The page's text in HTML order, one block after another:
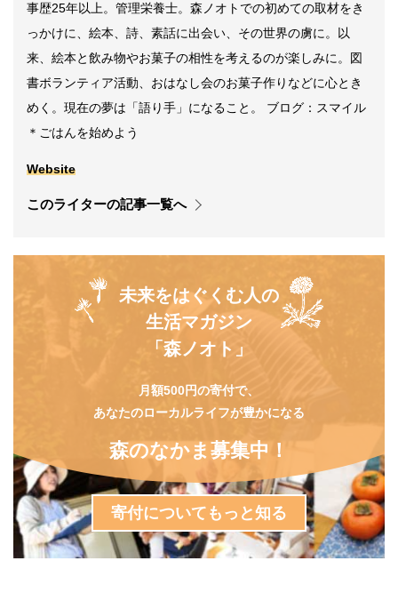
事歴25年以上。管理栄養士。森ノオトでの初めての取材をき
っかけに、絵本、詩、素話に出会い、その世界の虜に。以
来、絵本と飲み物やお菓子の相性を考えるのが楽しみに。図
書ボランティア活動、おはなし会のお菓子作りなどに心とき
めく。現在の夢は「語り手」になること。 ブログ：スマイル
＊ごはんを始めよう
Website
このライターの記事一覧へ
未来をはぐくむ人の
生活マガジン
「森ノオト」
月額500円の寄付で、
あなたのローカルライフが豊かになる
森のなかま募集中！
寄付についてもっと知る